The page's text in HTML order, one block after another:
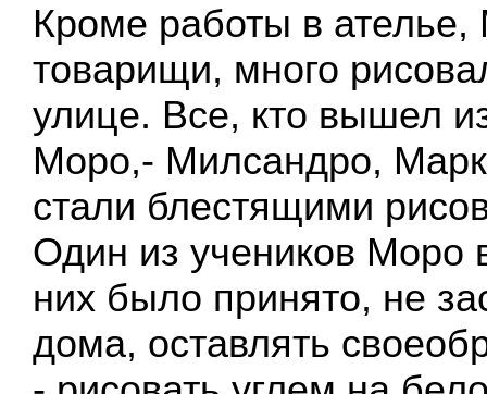
Кроме работы в ателье,
товарищи, много
улице. Все, кто вышел
Моро,- Милсандро,
стали блестящими
Один из учеников Моро
них было принято, не
дома, оставлять